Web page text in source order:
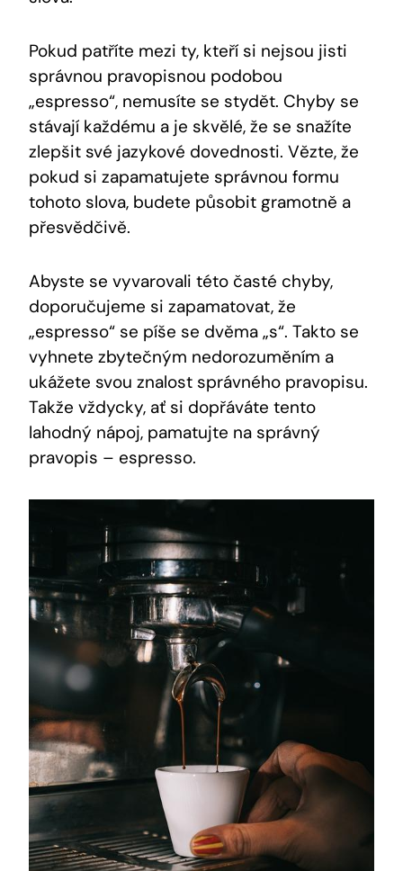
Pokud patříte mezi ty, kteří si nejsou jisti
správnou pravopisnou podobou
„espresso“, nemusíte se stydět. Chyby se
stávají každému a je skvělé, že se snažíte
zlepšit své jazykové dovednosti. Vězte, že
pokud si zapamatujete správnou formu
tohoto slova, budete působit gramotně a
přesvědčivě.
Abyste se vyvarovali této časté chyby,
doporučujeme si zapamatovat, že
„espresso“ se píše se dvěma „s“. Takto se
vyhnete zbytečným nedorozuměním a
ukážete svou znalost správného pravopisu.
Takže vždycky, ať si dopřáváte tento
lahodný nápoj, pamatujte na správný
pravopis – espresso.